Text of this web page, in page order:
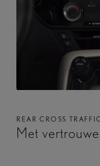
REAR CROSS
Met